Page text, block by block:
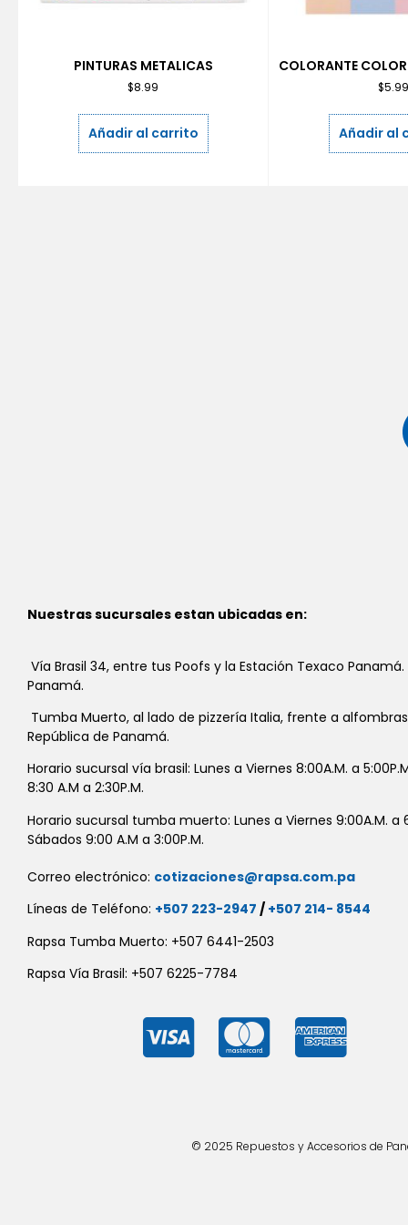
PINTURAS METALICAS
$8.99
Añadir al carrito
COLORANTE
$
Añadir al
Nuestras sucursales estan ubicadas en:
Vía Brasil 34, entre tus Poofs y la Estación Texaco
Panamá.
Tumba Muerto, al lado de pizzería Italia, frente a
República de Panamá.
Horario sucursal vía brasil: Lunes a Viernes 8:00A.M. a
8:30 A.M a 2:30P.M.
Horario sucursal tumba muerto: Lunes a Viernes 9:00A.M. a
Sábados 9:00 A.M a 3:00P.M.
Correo electrónico: cotizaciones@rapsa.com.pa
Líneas de Teléfono: +507 223-2947 / +507 214- 8544
Rapsa Tumba Muerto: +507 6441-2503
Rapsa Vía Brasil: +507 6225-7784
© 2025 Repuestos y Accesorios de